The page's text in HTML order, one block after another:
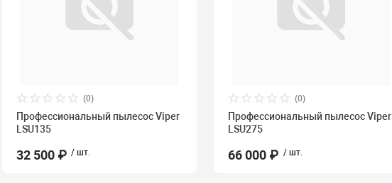
(0)
Профессиональный пылесос Viper
LSU135
32 500 ₽ / шт.
(0)
Профессиональный пылесос Viper
LSU275
66 000 ₽ / шт.